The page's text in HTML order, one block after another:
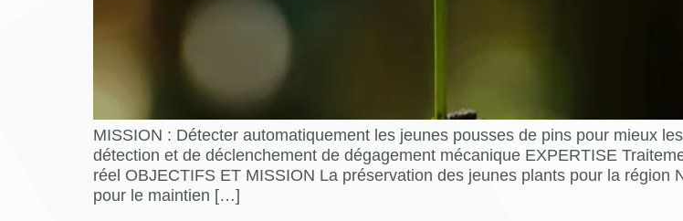
MISSION : Détecter automatiquement les jeunes pousses de pins pour mieux
détection et de déclenchement de dégagement mécanique EXPERTISE
réel OBJECTIFS ET MISSION La préservation des jeunes plants pour la
pour le maintien […]